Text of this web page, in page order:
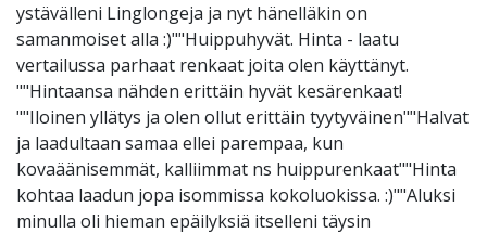
ystävälleni Linglongeja ja nyt hänelläkin on
samanmoiset alla :)""Huippuhyvät. Hinta - laatu
vertailussa parhaat renkaat joita olen käyttänyt.
""Hintaansa nähden erittäin hyvät kesärenkaat!
""Iloinen yllätys ja olen ollut erittäin tyytyväinen""Halvat
ja laadultaan samaa ellei parempaa, kun
kovaäänisemmät, kalliimmat ns huippurenkaat""Hinta
kohtaa laadun jopa isommissa kokoluokissa. :)""Aluksi
minulla oli hieman epäilyksiä itselleni täysin